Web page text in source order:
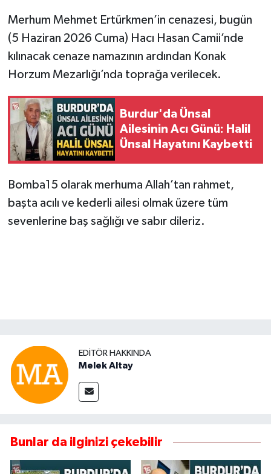
Merhum Mehmet Ertürkmen’in cenazesi, bugün
(5 Haziran 2026 Cuma) Hacı Hasan Camii’nde
kılınacak cenaze namazının ardından Konak
Horzum Mezarlığı’nda toprağa verilecek.
Burdur'da Ünsal
Ailesinin Acı Günü: Halil
Ünsal Hayatını Kaybetti
Bomba15 olarak merhuma Allah’tan rahmet,
başta acılı ve kederli ailesi olmak üzere tüm
sevenlerine baş sağlığı ve sabır dileriz.
EDITÖR HAKKINDA
Melek Altay
Bunlar da ilginizi çekebilir